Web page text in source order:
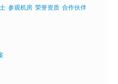
参观机房 荣誉资质 合作伙伴